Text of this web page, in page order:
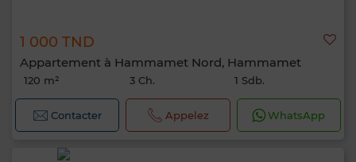
1 000 TND
Appartement à Hammamet Nord, Hammamet
120 m² 3 Ch. 1 Sdb.
Contacter Appelez WhatsApp